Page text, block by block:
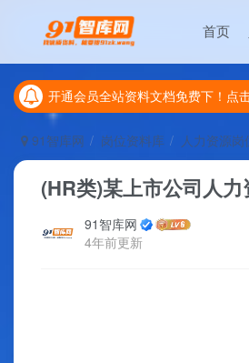
首页
开通会员全站资料文档免费下！点
开通会员全站资料文档免费下！点
开通会员全站资料文档免费下！点
91智库网 岗位资料库 人力资源岗
(HR类)某上市公司人
91智库网
4年前更新